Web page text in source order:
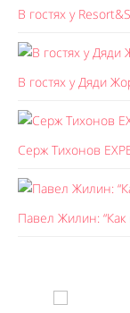
В гостях у
В гостях у Дяди
Серж Тихонов
Павел Жилин: